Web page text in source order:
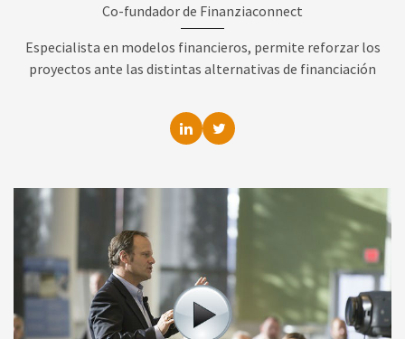
Co-fundador de Finanziaconnect
Especialista en modelos financieros, permite reforzar los
proyectos ante las distintas alternativas de financiación